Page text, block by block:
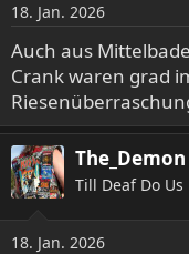
n
e
n
:
18. Jan. 2026
Auch aus
Crank waren grad
The_Demon
Till Deaf Do Us
18. Jan. 2026